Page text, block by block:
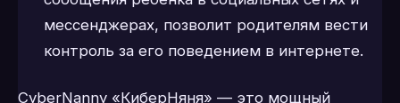
мессенджерах, позволит родителям вести
контроль за его поведением в интернете.
CyberNanny «КиберНяня» — это мощный